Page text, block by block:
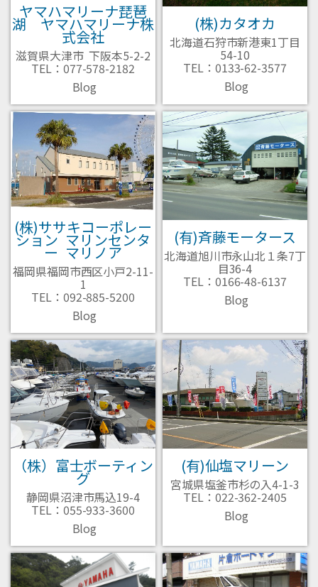
ヤマハマリーナ琵琶
湖 ヤマハマリーナ株
式会社
滋賀県大津市 下阪本5-2-2
TEL：077-578-2182
Blog
(株)カタオカ
北海道石狩市新港東1丁目
54-10
TEL：0133-62-3577
Blog
(株)ササキコーポレー
ション マリンセンタ
ー マリノア
福岡県福岡市西区小戸2-11-
1
TEL：092-885-5200
Blog
(有)斉藤モータース
北海道旭川市永山北１条7丁
目36-4
TEL：0166-48-6137
Blog
（株）富士ボーティン
グ
静岡県沼津市馬込19-4
TEL：055-933-3600
Blog
(有)仙塩マリーン
宮城県塩釜市杉の入4-1-3
TEL：022-362-2405
Blog